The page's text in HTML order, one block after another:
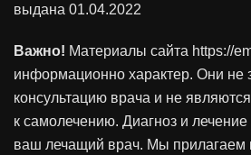
выдана 01.04.2022
Важно! Материалы сайта https://
информационно характер. Они не
консультацию врача и не
к самолечению. Диагноз и лечение
ваш лечащий врач. Мы прилагаем